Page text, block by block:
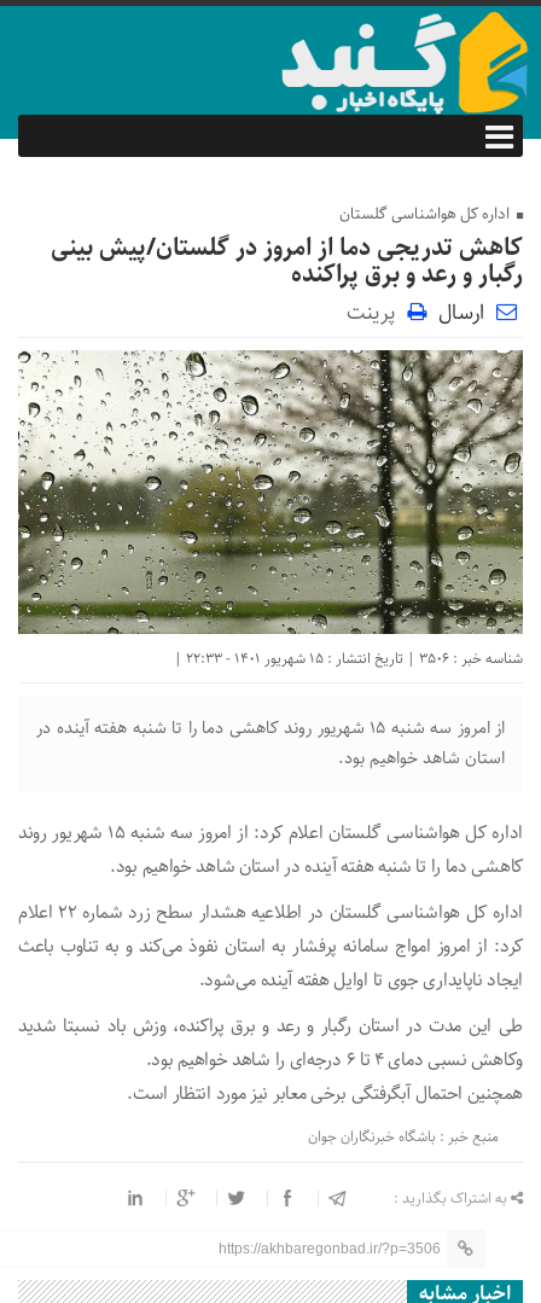
اداره کل هواشناسی گلستان
کاهش تدریجی دما از امروز در گلستان/پیش بینی
رگبار و رعد و برق پراکنده
ارسال پرینت
شناسه خبر : 3506 | تاریخ انتشار : 15 شهریور 1401 - 22:33 |
از امروز سه شنبه ۱۵ شهریور روند کاهشی دما را تا شنبه هفته آینده در
استان شاهد خواهیم بود.
اداره کل هواشناسی گلستان اعلام کرد: از امروز سه شنبه ۱۵ شهریور روند
کاهشی دما را تا شنبه هفته آینده در استان شاهد خواهیم بود.
اداره کل هواشناسی گلستان در اطلاعیه هشدار سطح زرد شماره ۲۲ اعلام
کرد: از امروز امواج سامانه پرفشار به استان نفوذ می‌کند و به تناوب باعث
ایجاد ناپایداری جوی تا اوایل هفته آینده می‌شود.
طی این مدت در استان رگبار و رعد و برق پراکنده، وزش باد نسبتا شدید
وکاهش نسبی دمای ۴ تا ۶ درجه‌ای را شاهد خواهیم بود.
همچنین احتمال آبگرفتگی برخی معابر نیز مورد انتظار است.
منبع خبر : باشگاه خبرنگاران جوان
به اشتراک بگذارید :
https://akhbaregonbad.ir/?p=3506
اخبار مشابه